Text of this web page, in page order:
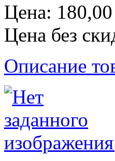
Цена:
Цена без
Описание